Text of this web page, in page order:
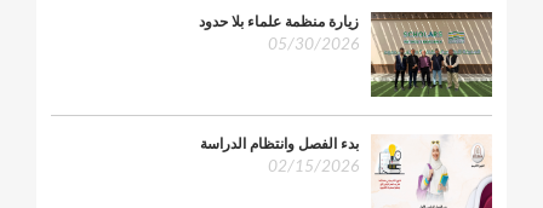
زيارة منظمة علماء بلا حدود
05/30/2026
بدء الفصل وانتظام الدراسة
02/15/2026